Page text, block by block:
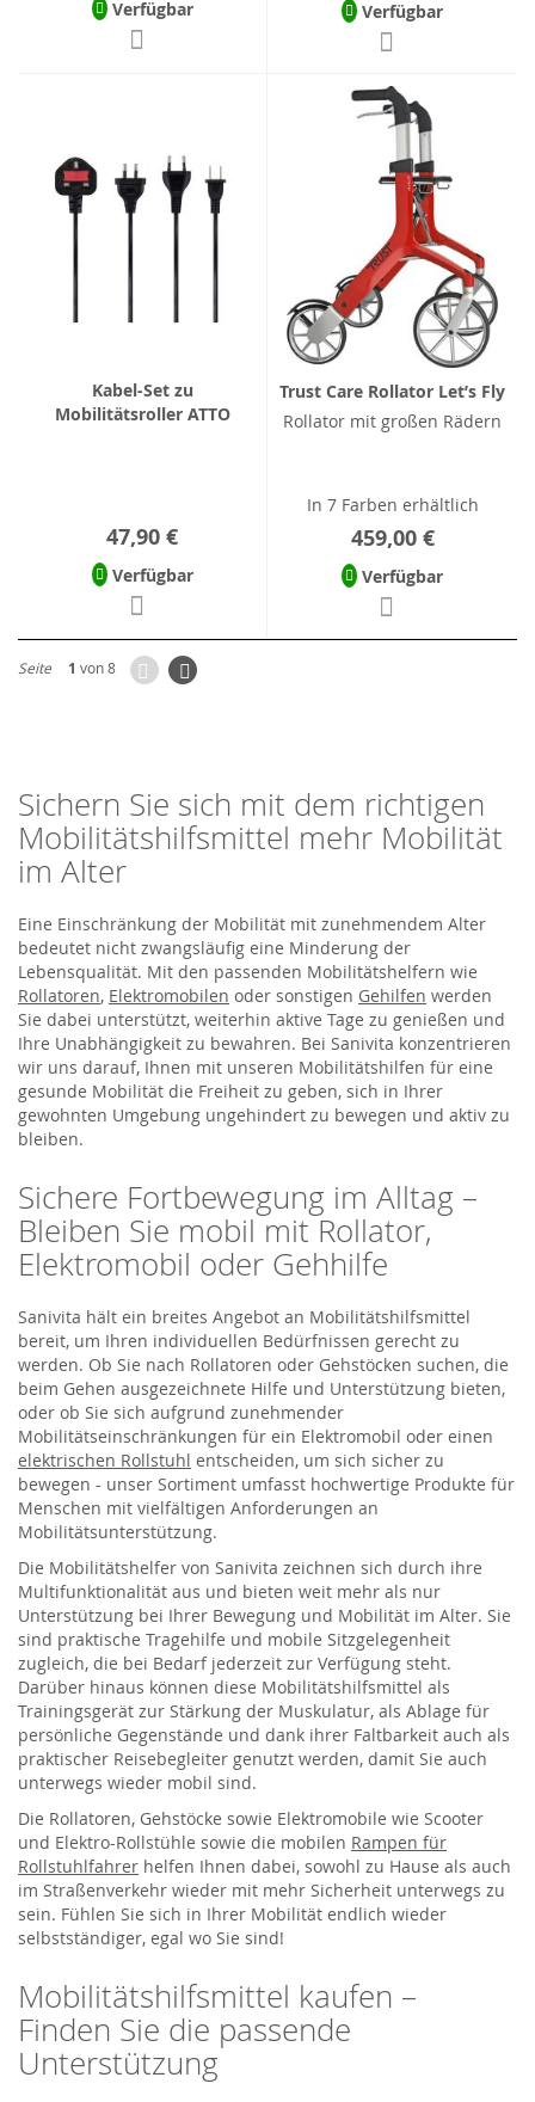
Verfügbar Verfügbar
Kabel-Set zu
Mobilitätsroller ATTO
47,90 €
Verfügbar
Trust Care Rollator Let’s Fly
Rollator mit großen Rädern
In 7 Farben erhältlich
459,00 €
Verfügbar
Seite 1 von 8 ZurückSeite
Weiter
Sichern Sie sich mit dem richtigen
Mobilitätshilfsmittel mehr Mobilität
im Alter
Eine Einschränkung der Mobilität mit zunehmendem Alter
bedeutet nicht zwangsläufig eine Minderung der
Lebensqualität. Mit den passenden Mobilitätshelfern wie
Rollatoren, Elektromobilen oder sonstigen Gehilfen werden
Sie dabei unterstützt, weiterhin aktive Tage zu genießen und
Ihre Unabhängigkeit zu bewahren. Bei Sanivita konzentrieren
wir uns darauf, Ihnen mit unseren Mobilitätshilfen für eine
gesunde Mobilität die Freiheit zu geben, sich in Ihrer
gewohnten Umgebung ungehindert zu bewegen und aktiv zu
bleiben.
Sichere Fortbewegung im Alltag –
Bleiben Sie mobil mit Rollator,
Elektromobil oder Gehhilfe
Sanivita hält ein breites Angebot an Mobilitätshilfsmittel
bereit, um Ihren individuellen Bedürfnissen gerecht zu
werden. Ob Sie nach Rollatoren oder Gehstöcken suchen, die
beim Gehen ausgezeichnete Hilfe und Unterstützung bieten,
oder ob Sie sich aufgrund zunehmender
Mobilitätseinschränkungen für ein Elektromobil oder einen
elektrischen Rollstuhl entscheiden, um sich sicher zu
bewegen - unser Sortiment umfasst hochwertige Produkte für
Menschen mit vielfältigen Anforderungen an
Mobilitätsunterstützung.
Die Mobilitätshelfer von Sanivita zeichnen sich durch ihre
Multifunktionalität aus und bieten weit mehr als nur
Unterstützung bei Ihrer Bewegung und Mobilität im Alter. Sie
sind praktische Tragehilfe und mobile Sitzgelegenheit
zugleich, die bei Bedarf jederzeit zur Verfügung steht.
Darüber hinaus können diese Mobilitätshilfsmittel als
Trainingsgerät zur Stärkung der Muskulatur, als Ablage für
persönliche Gegenstände und dank ihrer Faltbarkeit auch als
praktischer Reisebegleiter genutzt werden, damit Sie auch
unterwegs wieder mobil sind.
Die Rollatoren, Gehstöcke sowie Elektromobile wie Scooter
und Elektro-Rollstühle sowie die mobilen Rampen für
Rollstuhlfahrer helfen Ihnen dabei, sowohl zu Hause als auch
im Straßenverkehr wieder mit mehr Sicherheit unterwegs zu
sein. Fühlen Sie sich in Ihrer Mobilität endlich wieder
selbstständiger, egal wo Sie sind!
Mobilitätshilfsmittel kaufen –
Finden Sie die passende
Unterstützung